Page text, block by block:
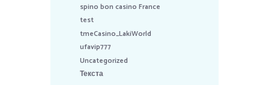
spino bon casino France
test
tmeCasino_LakiWorld
ufavip777
Uncategorized
Текста